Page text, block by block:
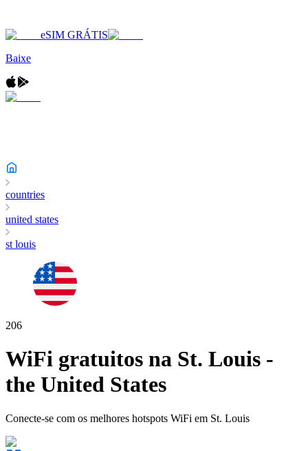
eSIM GRÁTIS
Baixe
countries
united states
st louis
206
WiFi gratuitos na St. Louis -
the United States
Conecte-se com os melhores hotspots WiFi em St. Louis